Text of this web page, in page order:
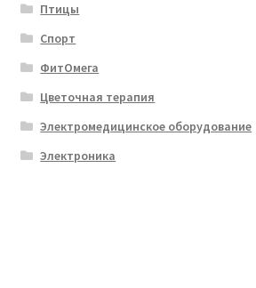
Птицы
Спорт
ФитОмега
Цветочная терапия
Электромедицинское оборудование
Электроника